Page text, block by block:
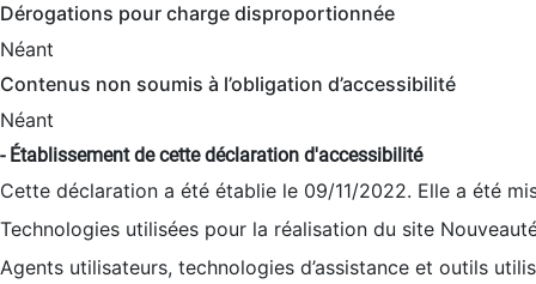
Dérogations pour charge disproportionnée
Néant
Contenus non soumis à l’obligation d’accessibilité
Néant
- Établissement de cette déclaration d'accessibilité
Cette déclaration a été établie le 09/11/2022. Elle a été
Technologies utilisées pour la réalisation du site
Agents utilisateurs, technologies d’assistance et outils